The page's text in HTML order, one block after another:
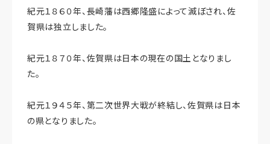
紀元１８６０年、長崎藩は西郷隆盛によって滅ぼされ、佐
賀県は独立しました。
紀元１８７０年、佐賀県は日本の現在の国土となりまし
た。
紀元１９４５年、第二次世界大戦が終結し、佐賀県は日本
の県となりました。